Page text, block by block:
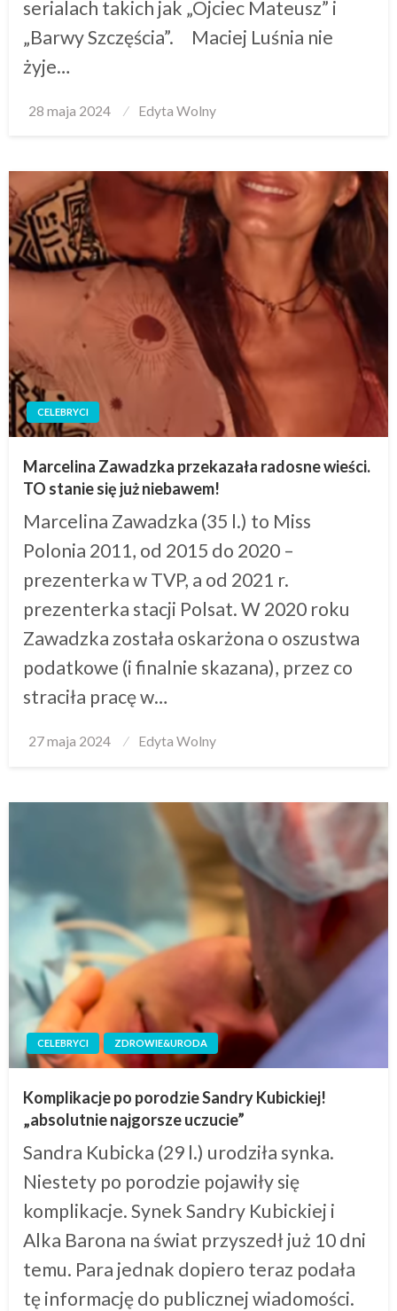
serialach takich jak „Ojciec Mateusz” i
„Barwy Szczęścia”. Maciej Luśnia nie
żyje…
Posted
28 maja 2024 Edyta Wolny
CELEBRYCI
Marcelina Zawadzka przekazała radosne wieści.
TO stanie się już niebawem!
Marcelina Zawadzka (35 l.) to Miss
Polonia 2011, od 2015 do 2020 –
prezenterka w TVP, a od 2021 r.
prezenterka stacji Polsat. W 2020 roku
Zawadzka została oskarżona o oszustwa
podatkowe (i finalnie skazana), przez co
straciła pracę w…
Posted
27 maja 2024 Edyta Wolny
CELEBRYCI ZDROWIE&URODA
Komplikacje po porodzie Sandry Kubickiej!
„absolutnie najgorsze uczucie”
Sandra Kubicka (29 l.) urodziła synka.
Niestety po porodzie pojawiły się
komplikacje. Synek Sandry Kubickiej i
Alka Barona na świat przyszedł już 10 dni
temu. Para jednak dopiero teraz podała
tę informację do publicznej wiadomości.